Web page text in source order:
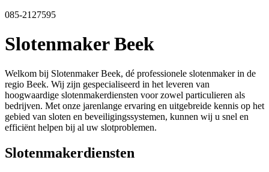
085-2127595
Slotenmaker Beek
Welkom bij Slotenmaker Beek, dé professionele slotenmaker in de
regio Beek. Wij zijn gespecialiseerd in het leveren van
hoogwaardige slotenmakerdiensten voor zowel particulieren als
bedrijven. Met onze jarenlange ervaring en uitgebreide kennis op het
gebied van sloten en beveiligingssystemen, kunnen wij u snel en
efficiënt helpen bij al uw slotproblemen.
Slotenmakerdiensten